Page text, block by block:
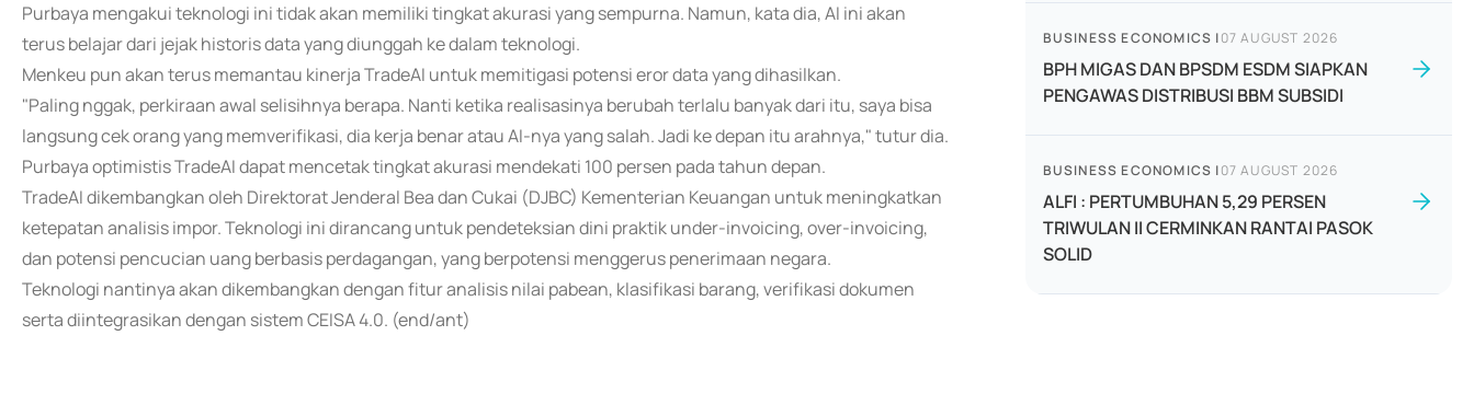
Purbaya mengakui teknologi ini tidak akan memiliki tingkat akurasi yang sempurna. Namun, kata dia, AI ini akan
terus belajar dari jejak historis data yang diunggah ke dalam teknologi.
Menkeu pun akan terus memantau kinerja TradeAI untuk memitigasi potensi eror data yang dihasilkan.
"Paling nggak, perkiraan awal selisihnya berapa. Nanti ketika realisasinya berubah terlalu banyak dari itu, saya bisa
langsung cek orang yang memverifikasi, dia kerja benar atau AI-nya yang salah. Jadi ke depan itu arahnya," tutur dia.
Purbaya optimistis TradeAI dapat mencetak tingkat akurasi mendekati 100 persen pada tahun depan.
TradeAI dikembangkan oleh Direktorat Jenderal Bea dan Cukai (DJBC) Kementerian Keuangan untuk meningkatkan
ketepatan analisis impor. Teknologi ini dirancang untuk pendeteksian dini praktik under-invoicing, over-invoicing,
dan potensi pencucian uang berbasis perdagangan, yang berpotensi menggerus penerimaan negara.
Teknologi nantinya akan dikembangkan dengan fitur analisis nilai pabean, klasifikasi barang, verifikasi dokumen
serta diintegrasikan dengan sistem CEISA 4.0. (end/ant)
BUSINESS ECONOMICS |07 AUGUST 2026
BPH MIGAS DAN BPSDM ESDM SIAPKAN
PENGAWAS DISTRIBUSI BBM SUBSIDI
BUSINESS ECONOMICS |07 AUGUST 2026
ALFI : PERTUMBUHAN 5,29 PERSEN
TRIWULAN II CERMINKAN RANTAI PASOK
SOLID